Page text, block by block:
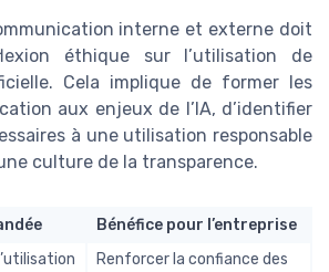
interne et externe doit
éthique sur l’utilisation de
Cela implique de former les
aux enjeux de l’IA, d’identifier
à une utilisation responsable
culture de la transparence.
Bénéfice pour l’entreprise
Renforcer la confiance des